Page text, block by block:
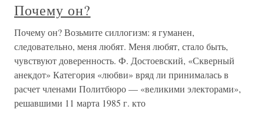
Почему он?
Почему он? Возьмите силлогизм: я гуманен,
следовательно, меня любят. Меня любят, стало быть,
чувствуют доверенность. Ф. Достоевский, «Скверный
анекдот» Категория «любви» вряд ли принималась в
расчет членами Политбюро — «великими электорами»,
решавшими 11 марта 1985 г. кто